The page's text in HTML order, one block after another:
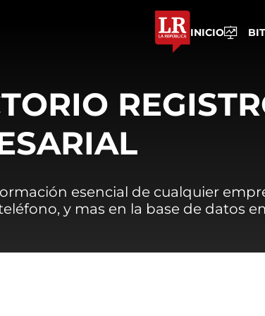
INICIO
esencial de cualquier
y mas en la base de datos